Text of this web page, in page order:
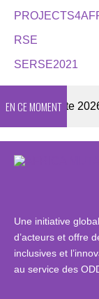
RSE
SERSE2021
EN CE MOMENT
Enquête 2026
Une initiative
d’acteurs et offre
inclusives et
au service des